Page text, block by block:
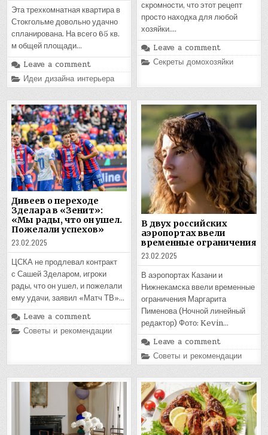
Эта трехкомнатная квартира в
Стокгольме довольно удачно
спланирована. На всего 65 кв.
м общей площади…
Leave a comment
Posted
in
Идеи дизайна интерьера
скромности, что этот рецепт
просто находка для любой
хозяйки….
Leave a comment
Posted
Секреты домохозяйки
Дивеев о переходе
Зделара в «Зенит»:
«Мы рады, что он ушел.
Пожелали успехов»
23.02.2025
ЦСКА не продлевал контракт
с Сашей Зделаром, игроки
рады, что он ушел, и пожелали
ему удачи, заявил «Матч ТВ»…
Leave a comment
Posted
Советы и рекомендации
В двух российских
аэропортах ввели
временные ограничения
23.02.2025
В аэропортах Казани и
Нижнекамска ввели временные
ограничения Маргарита
Пименова (Ночной линейный
редактор) Фото: Kevin…
Leave a comment
Posted
in
Советы и рекомендации